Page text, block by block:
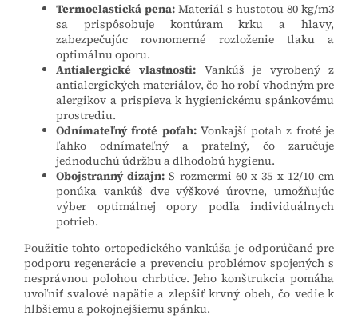
Termoelastická pena: Materiál s hustotou 80 kg/m3
sa prispôsobuje kontúram krku a hlavy,
zabezpečujúc rovnomerné rozloženie tlaku a
optimálnu oporu.
Antialergické vlastnosti: Vankúš je vyrobený z
antialergických materiálov, čo ho robí vhodným pre
alergikov a prispieva k hygienickému spánkovému
prostrediu.
Odnímateľný froté poťah:Vonkajší poťah z froté je
ľahko odnímateľný a prateľný, čo zaručuje
jednoduchú údržbu a dlhodobú hygienu.
Obojstranný dizajn: S rozmermi 60 x 35 x 12/10 cm
ponúka vankúš dve výškové úrovne, umožňujúc
výber optimálnej opory podľa individuálnych
potrieb.
Použitie tohto ortopedického vankúša je odporúčané pre
podporu regenerácie a prevenciu problémov spojených s
nesprávnou polohou chrbtice. Jeho konštrukcia pomáha
uvoľniť svalové napätie a zlepšiť krvný obeh, čo vedie k
hlbšiemu a pokojnejšiemu spánku.